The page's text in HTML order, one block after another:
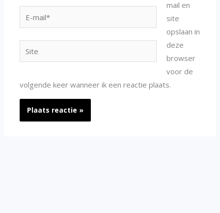
mail*
mail en
site
opslaan in
deze
browser
voor de
volgende keer wanneer ik een reactie plaats.